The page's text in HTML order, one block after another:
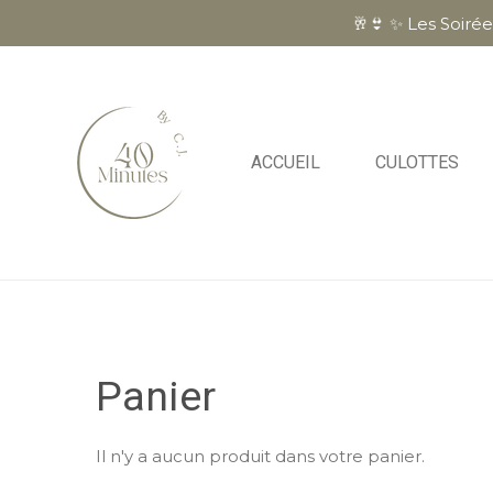
🥂👙 ✨ Les
ACCUEIL CULOTTES
Panier
Il n'y a aucun produit dans votre panier.